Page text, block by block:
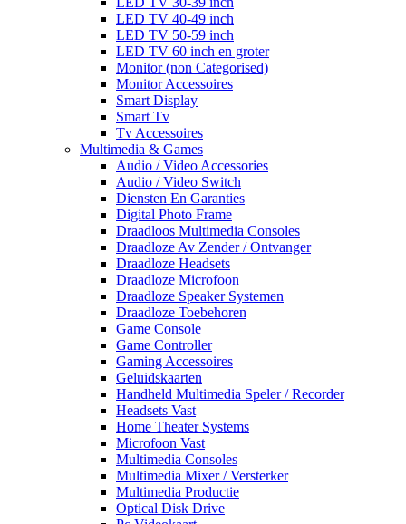
LED TV 40-49 inch
LED TV 50-59 inch
LED TV 60 inch en groter
Monitor (non Categorised)
Monitor Accessoires
Smart Display
Smart Tv
Tv Accessoires
Multimedia & Games
Audio / Video Accessories
Audio / Video Switch
Diensten En Garanties
Digital Photo Frame
Draadloos Multimedia Consoles
Draadloze Av Zender / Ontvanger
Draadloze Headsets
Draadloze Microfoon
Draadloze Speaker Systemen
Draadloze Toebehoren
Game Console
Game Controller
Gaming Accessoires
Geluidskaarten
Handheld Multimedia Speler / Recorder
Headsets Vast
Home Theater Systems
Microfoon Vast
Multimedia Consoles
Multimedia Mixer / Versterker
Multimedia Productie
Optical Disk Drive